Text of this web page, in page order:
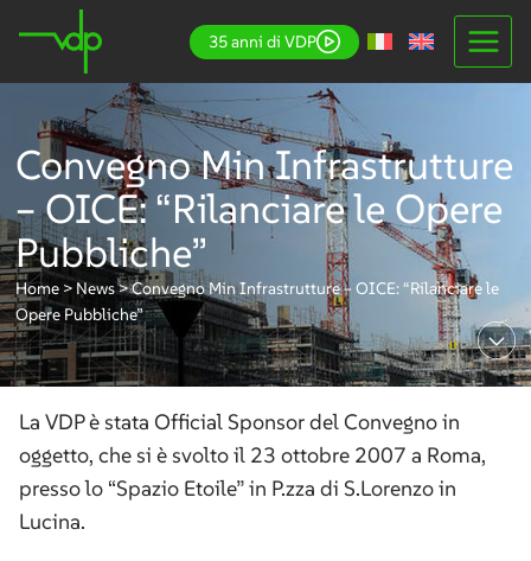
contenuto
35 anni di VDP
Convegno Min Infrastrutture
– OICE: “Rilanciare le Opere
Pubbliche”
Home > News>Convegno Min Infrastrutture – OICE: “Rilanciare le
Opere Pubbliche”
La VDP è stata Official Sponsor del Convegno in
oggetto, che si è svolto il 23 ottobre 2007 a Roma,
presso lo “Spazio Etoile” in P.zza di S.Lorenzo in
Lucina.